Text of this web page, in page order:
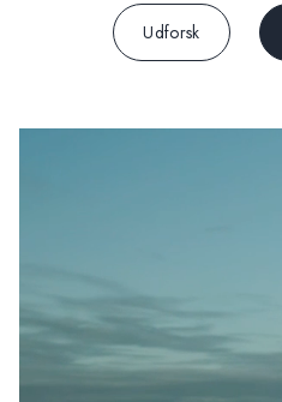
DanmarkFrankrig
Udforsk